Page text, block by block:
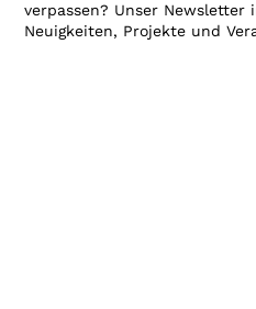
verpassen? Unser
Neuigkeiten, Projekte und